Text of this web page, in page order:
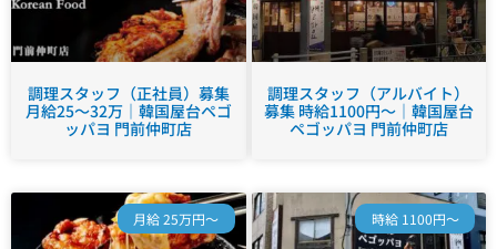
調理スタッフ（正社員）募集
月給25～32万｜韓国屋台ペゴ
ッパヨ 門前仲町店
調理スタッフ（アルバイト）
募集 時給1100円～｜韓国屋台
ペゴッパヨ 門前仲町店
月給 25万円～ 時給 1100円～